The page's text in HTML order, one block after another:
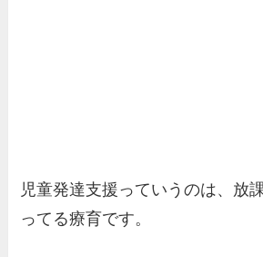
児童発達支援っていうのは、放
ってる療育です。